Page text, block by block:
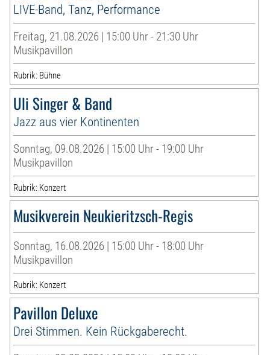
LIVE-Band, Tanz, Performance
Freitag, 21.08.2026 | 15:00 Uhr - 21:30 Uhr
Musikpavillon
Rubrik: Bühne
Uli Singer & Band
Jazz aus vier Kontinenten
Sonntag, 09.08.2026 | 15:00 Uhr - 19:00 Uhr
Musikpavillon
Rubrik: Konzert
Musikverein Neukieritzsch-Regis
Sonntag, 16.08.2026 | 15:00 Uhr - 18:00 Uhr
Musikpavillon
Rubrik: Konzert
Pavillon Deluxe
Drei Stimmen. Kein Rückgaberecht.